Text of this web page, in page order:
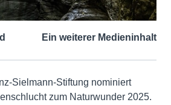
Ein weiterer Medieninhalt
Sielmann-Stiftung nominiert
zum Naturwunder 2025.